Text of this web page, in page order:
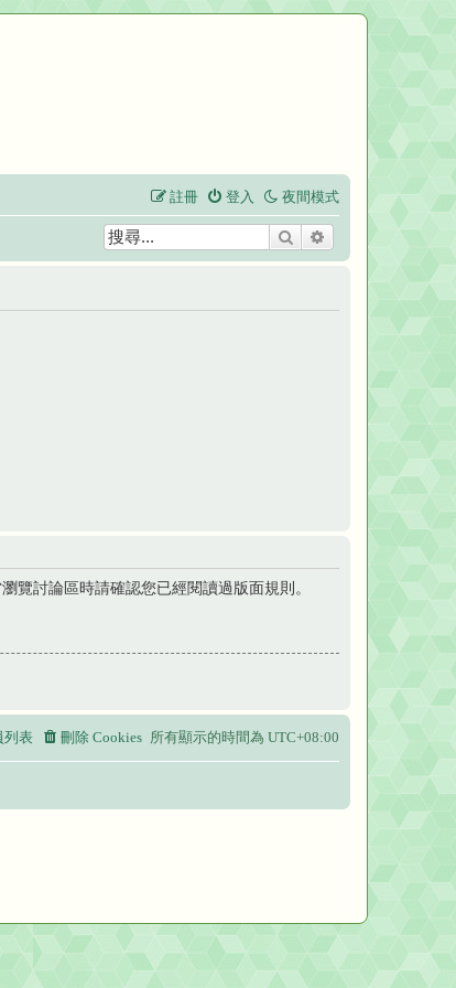
夜間模式
登入
註冊
搜尋
覽討論區時請確認您已經閱讀過版面規則。
所有顯示的時間為 UTC+08:00
刪除 Cookies
列表